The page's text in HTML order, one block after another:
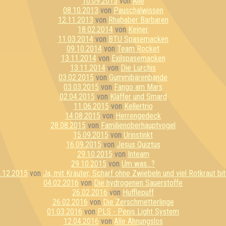
08.10.2013 von Pauschalwissen
12.11.2013 von Rhababer Barbaren
18.02.2014 von Keiner
11.03.2014von BTU Spasemacken
09.10.2014 von Team Rocket
13.11.2014von Exilspasemacken
13.11.2014 von Die Lurchis
03.02.2015 von Gummibärenbande
03.03.2015 von Fango am Mars
02.04.2015 von Kläffer und Smard
11.06.2015 von Kellertrio
14.08.2015 von Herrengedeck
28.08.2015 von Familienoberhauptvogel
15.09.2015 von Urinstinkt
16.09.2015 von Jesus Quiztus
29.10.2015 von Inteam
29.10.2015 von Um was...?
von Ja, mit Kräuter, Scharf ohne Zwiebeln und viel Rotkraut
04.02.2016 von Die hydrogenen Sauerstoffe
26.02.2016 von Hufflepuff
26.02.2016 von Die Zerschmetterlinge
01.03.2016 von PLS - Penis Light System
12.04.2016 von Alle Ahnungslos